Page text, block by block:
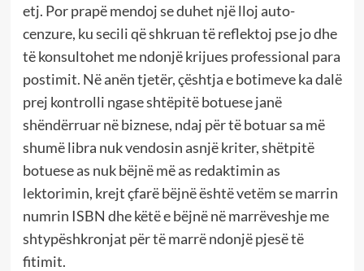
etj. Por prapë mendoj se duhet një lloj auto-
cenzure, ku secili që shkruan të reflektoj pse jo dhe
të konsultohet me ndonjë krijues professional para
postimit. Në anën tjetër, çështja e botimeve ka dalë
prej kontrolli ngase shtëpitë botuese janë
shëndërruar në biznese, ndaj për të botuar sa më
shumë libra nuk vendosin asnjë kriter, shëtpitë
botuese as nuk bëjnë më as redaktimin as
lektorimin, krejt çfarë bëjnë është vetëm se marrin
numrin ISBN dhe këtë e bëjnë në marrëveshje me
shtypëshkronjat për të marrë ndonjë pjesë të
fitimit.